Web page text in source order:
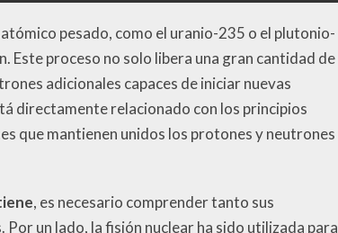
pesado, como el uranio-235 o el plutonio-
Este proceso no solo libera una gran cantidad de
adicionales capaces de iniciar nuevas
directamente relacionado con los principios
que mantienen unidos los protones y neutrones
, es necesario comprender tanto sus
un lado, la fisión nuclear ha sido utilizada para